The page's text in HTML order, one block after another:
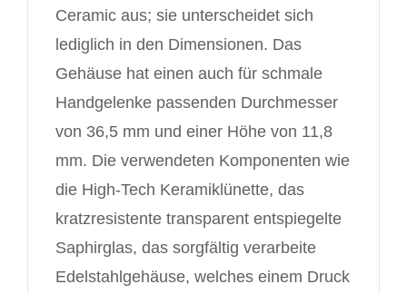
Ceramic aus; sie unterscheidet sich
lediglich in den Dimensionen. Das
Gehäuse hat einen auch für schmale
Handgelenke passenden Durchmesser
von 36,5 mm und einer Höhe von 11,8
mm. Die verwendeten Komponenten wie
die High-Tech Keramiklünette, das
kratzresistente transparent entspiegelte
Saphirglas, das sorgfältig verarbeite
Edelstahlgehäuse, welches einem Druck